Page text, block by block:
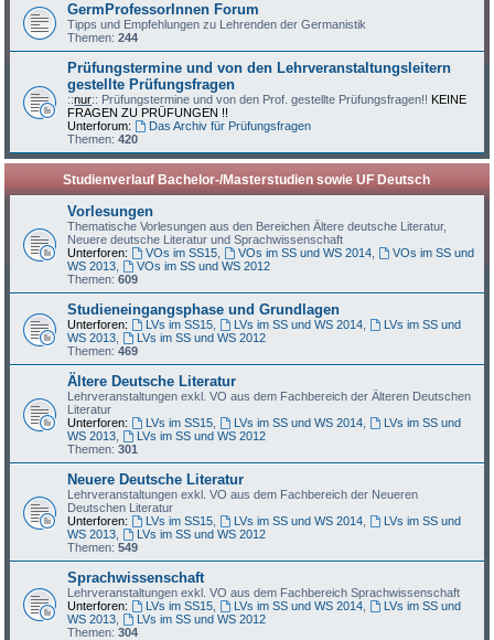
GermProfessorInnen Forum
Tipps und Empfehlungen zu Lehrenden der Germanistik
Themen:244
Prüfungstermine und von den Lehrveranstaltungsleitern
gestellte Prüfungsfragen
::nur:: Prüfungstermine und von den Prof. gestellte Prüfungsfragen!! KEINE
FRAGEN ZU PRÜFUNGEN !!
Unterforum:
Das Archiv für Prüfungsfragen
Themen:420
Studienverlauf Bachelor-/Masterstudien sowie UF Deutsch
Vorlesungen
Thematische Vorlesungen aus den Bereichen Ältere deutsche Literatur,
Neuere deutsche Literatur und Sprachwissenschaft
Unterforen:
VOs im SS15 VOs im SS und WS 2014
VOs im SS und
WS 2013
VOs im SS und WS 2012
Themen:609
Studieneingangsphase und Grundlagen
Unterforen: LVs im SS15 LVs im SS und WS 2014
LVs im SS und
WS 2013
LVs im SS und WS 2012
Themen:469
Ältere Deutsche Literatur
Lehrveranstaltungen exkl. VO aus dem Fachbereich der Älteren Deutschen
Literatur
Unterforen:
LVs im SS15 LVs im SS und WS 2014
LVs im SS und
WS 2013
LVs im SS und WS 2012
Themen:301
Neuere Deutsche Literatur
Lehrveranstaltungen exkl. VO aus dem Fachbereich der Neueren
Deutschen Literatur
Unterforen:
LVs im SS15 LVs im SS und WS 2014
LVs im SS und
WS 2013
LVs im SS und WS 2012
Themen:549
Sprachwissenschaft
Lehrveranstaltungen exkl. VO aus dem Fachbereich Sprachwissenschaft
Unterforen:
LVs im SS15 LVs im SS und WS 2014
LVs im SS und
WS 2013
LVs im SS und WS 2012
Themen:304